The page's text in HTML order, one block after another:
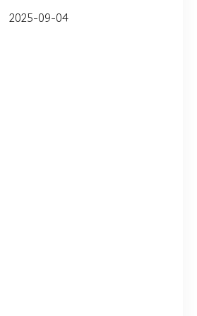
2025-09-04